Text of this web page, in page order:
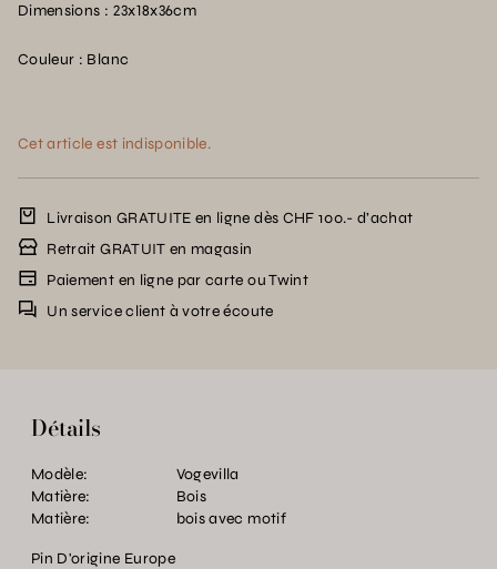
Dimensions : 23x18x36cm
Couleur : Blanc
Cet article est indisponible.
Livraison GRATUITE en ligne dès CHF 100.- d’achat
Retrait GRATUIT en magasin
Paiement en ligne par carte ou Twint
Un service client à votre écoute
Détails
Modèle:
Vogevilla
Matière:
Bois
Matière:
bois avec motif
Pin D'origine Europe